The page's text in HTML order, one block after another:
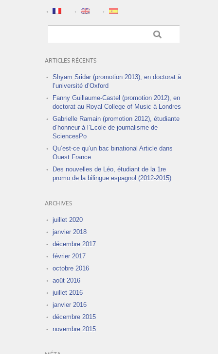
ARTICLES RÉCENTS
Shyam Sridar (promotion 2013), en doctorat à
l’université d’Oxford
Fanny Guillaume-Castel (promotion 2012), en
doctorat au Royal College of Music à Londres
Gabrielle Ramain (promotion 2012), étudiante
d’honneur à l’Ecole de journalisme de
SciencesPo
Qu’est-ce qu’un bac binational Article dans
Ouest France
Des nouvelles de Léo, étudiant de la 1re
promo de la bilingue espagnol (2012-2015)
ARCHIVES
juillet 2020
janvier 2018
décembre 2017
février 2017
octobre 2016
août 2016
juillet 2016
janvier 2016
décembre 2015
novembre 2015